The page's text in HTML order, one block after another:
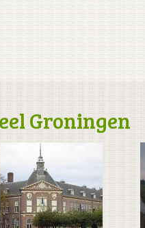
Groningen